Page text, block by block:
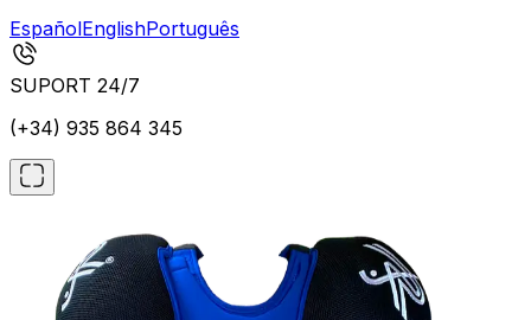
EspañolEnglishPortuguês
SUPORT 24/7
(+34) 935 864 345